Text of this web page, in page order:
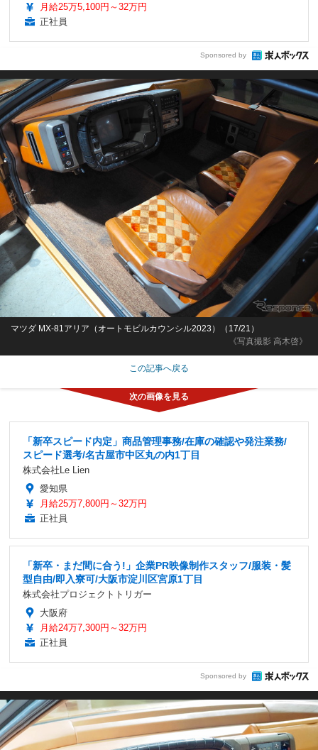
月給25万5,100円～32万円
正社員
Sponsored by
《写真撮影 高木啓》
マツダ MX-81アリア（オートモビルカウンシル2023）（17/21）
この記事へ戻る
「新卒スピード内定」商品管理事務/在庫の確認や発注業務/
スピード選考/名古屋市中区丸の内1丁目
株式会社Le Lien
愛知県
月給25万7,800円～32万円
正社員
「新卒・まだ間に合う!」企業PR映像制作スタッフ/服装・髪
型自由/即入寮可/大阪市淀川区宮原1丁目
株式会社プロジェクトトリガー
大阪府
月給24万7,300円～32万円
正社員
Sponsored by